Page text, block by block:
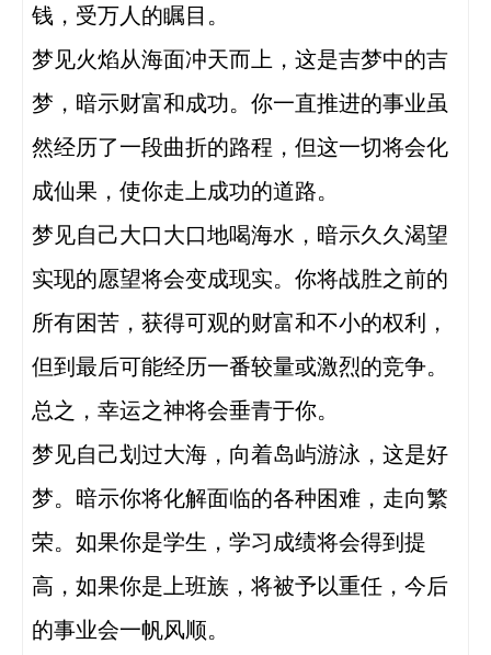
钱，受万人的瞩目。
梦见火焰从海面冲天而上，这是吉梦中的吉
梦，暗示财富和成功。你一直推进的事业虽
然经历了一段曲折的路程，但这一切将会化
成仙果，使你走上成功的道路。
梦见自己大口大口地喝海水，暗示久久渴望
实现的愿望将会变成现实。你将战胜之前的
所有困苦，获得可观的财富和不小的权利，
但到最后可能经历一番较量或激烈的竞争。
总之，幸运之神将会垂青于你。
梦见自己划过大海，向着岛屿游泳，这是好
梦。暗示你将化解面临的各种困难，走向繁
荣。如果你是学生，学习成绩将会得到提
高，如果你是上班族，将被予以重任，今后
的事业会一帆风顺。